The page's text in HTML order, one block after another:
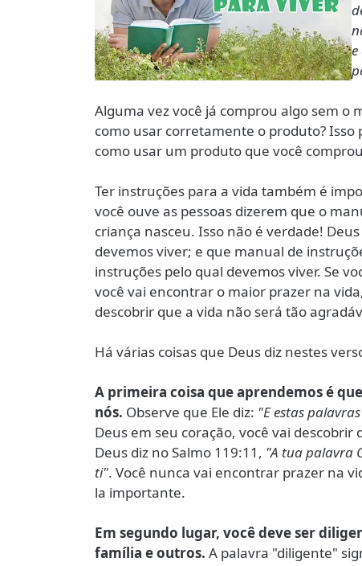
e
Alguma vez você já comprou algo sem
como usar corretamente o produto?
como usar um produto que você
Ter instruções para a vida também é
você ouve as pessoas dizerem que o
criança nasceu. Isso não é verdade!
devemos viver; e que manual de
instruções pelo qual devemos viver. Se
você vai encontrar o maior prazer na
descobrir que a vida não será tão
Há várias coisas que Deus diz nestes
A primeira coisa que aprendemos é
nós. Observe que Ele diz: "E estas
Deus em seu coração, você vai
Deus diz no Salmo 119:11, "A tua palavra
ti". Você nunca vai encontrar prazer na
la importante.
Em segundo lugar, você deve ser
família e outros. A palavra "diligente"